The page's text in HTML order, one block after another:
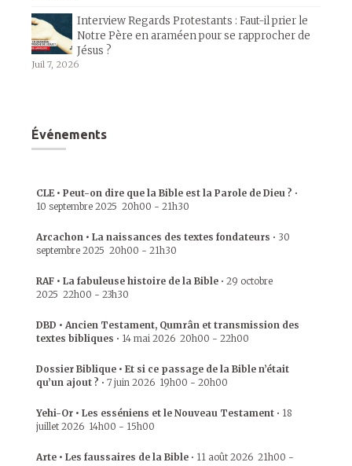
Interview Regards Protestants : Faut-il prier le
Notre Père en araméen pour se rapprocher de
Jésus ?
Juil 7, 2026
Événements
CLE • Peut-on dire que la Bible est la Parole de Dieu ? •
10 septembre 2025 20h00 - 21h30
Arcachon • La naissances des textes fondateurs • 30
septembre 2025 20h00 - 21h30
RAF • La fabuleuse histoire de la Bible • 29 octobre
2025 22h00 - 23h30
DBD • Ancien Testament, Qumrân et transmission des
textes bibliques • 14 mai 2026 20h00 - 22h00
Dossier Biblique • Et si ce passage de la Bible n’était
qu’un ajout ? • 7 juin 2026 19h00 - 20h00
Yehi-Or • Les esséniens et le Nouveau Testament • 18
juillet 2026 14h00 - 15h00
Arte • Les faussaires de la Bible • 11 août 2026 21h00 -